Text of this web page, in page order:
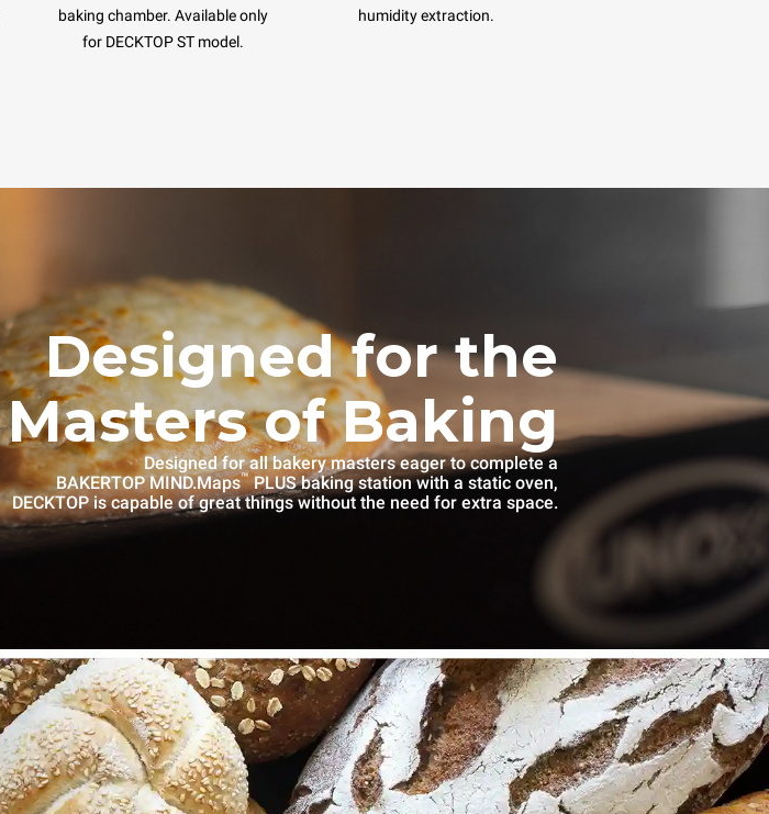
baking chamber. Available only
for DECKTOP ST model.
humidity extraction.
Designed for the
Masters of Baking
Designed for all bakery masters eager to complete a
BAKERTOP MIND.Maps™PLUS baking station with a static oven,
DECKTOP is capable of great things without the need for extra space.